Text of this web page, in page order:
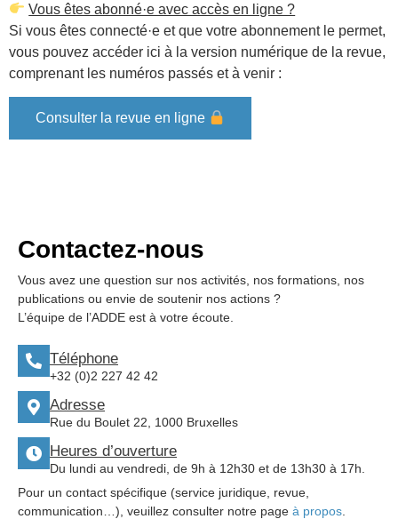
Vous êtes abonné·e avec accès en ligne ?
Si vous êtes connecté·e et que votre abonnement le permet,
vous pouvez accéder ici à la version numérique de la revue,
comprenant les numéros passés et à venir :
Consulter la revue en ligne
Contactez-nous
Vous avez une question sur nos activités, nos formations, nos
publications ou envie de soutenir nos actions ?
L’équipe de l’ADDE est à votre écoute.
Téléphone
+32 (0)2 227 42 42
Adresse
Rue du Boulet 22, 1000 Bruxelles
Heures d’ouverture
Du lundi au vendredi, de 9h à 12h30 et de 13h30 à 17h.
Pour un contact spécifique (service juridique, revue,
communication…), veuillez consulter notre page à propos